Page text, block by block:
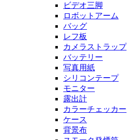
ビデオ三脚
ロボットアーム
バッグ
レフ板
カメラストラップ
バッテリー
写真用紙
シリコンテープ
モニター
露出計
カラーチェッカー
ケース
背景布